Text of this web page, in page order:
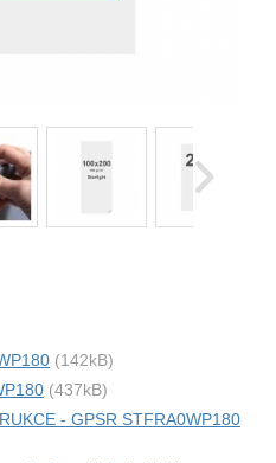
(142kB)
(437kB)
- GPSR STFRA0WP180